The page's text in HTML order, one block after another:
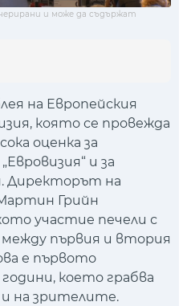
и може да съдържат
на Европейския
която се провежда
оценка за
и за
Директорът на
Мартин Грийн
участие печели с
между първия и втория
е първото
което грабва
на зрителите.